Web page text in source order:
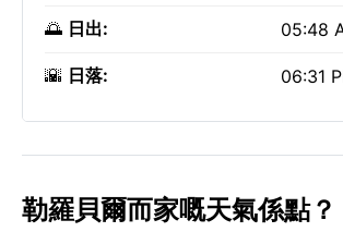
🌅 日出: 05:48
🌇 日落: 06:31
勒羅貝爾而家嘅天氣係點？